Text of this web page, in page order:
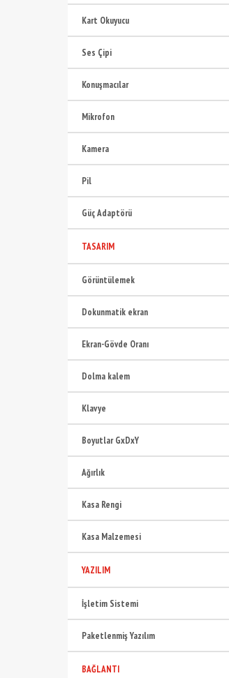
Kart Okuyucu
Ses Çipi
Konuşmacılar
Mikrofon
Kamera
Pil
Güç Adaptörü
TASARIM
Görüntülemek
Dokunmatik ekran
Ekran-Gövde Oranı
Dolma kalem
Klavye
Boyutlar GxDxY
Ağırlık
Kasa Rengi
Kasa Malzemesi
YAZILIM
İşletim Sistemi
Paketlenmiş Yazılım
BAĞLANTI